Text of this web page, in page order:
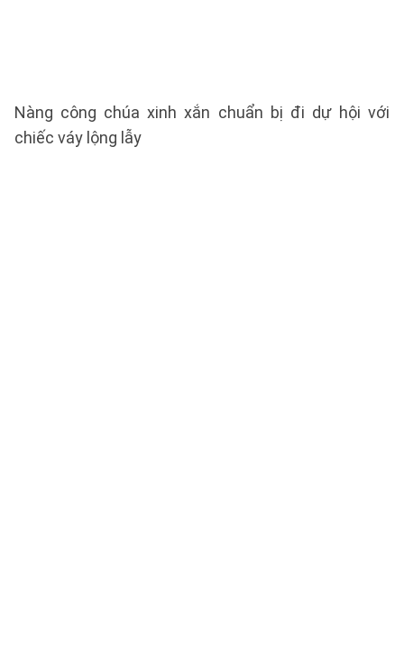
Nàng công chúa xinh xắn chuẩn bị đi dự hội với
chiếc váy lộng lẫy